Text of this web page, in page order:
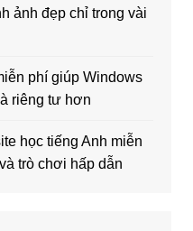
ảnh đẹp chỉ trong vài
phí giúp Windows
riêng tư hơn
học tiếng Anh miễn
trò chơi hấp dẫn